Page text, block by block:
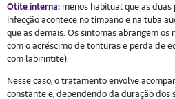
Otite interna:menos habitual que as duas
infecção acontece no tímpano e na tuba
que as demais. Os sintomas abrangem os
com o acréscimo de tonturas e perda de
com labirintite).
Nesse caso, o tratamento envolve
constante e, dependendo da duração dos